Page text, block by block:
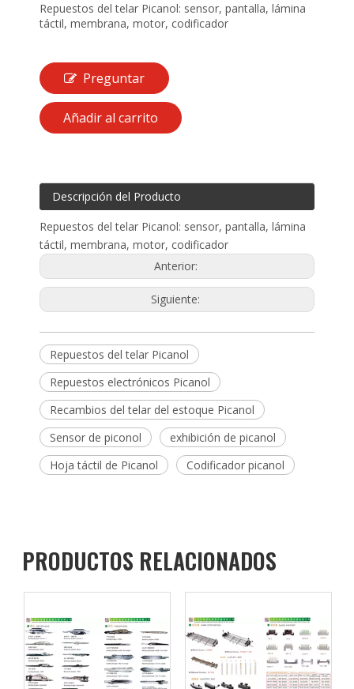
Repuestos del telar Picanol: sensor, pantalla, lámina
táctil, membrana, motor, codificador
Preguntar
Añadir al carrito
Descripción del Producto
Repuestos del telar Picanol: sensor, pantalla, lámina
táctil, membrana, motor, codificador
Anterior:
Siguiente:
Repuestos del telar Picanol
Repuestos electrónicos Picanol
Recambios del telar del estoque Picanol
Sensor de piconol
exhibición de picanol
Hoja táctil de Picanol
Codificador picanol
PRODUCTOS RELACIONADOS